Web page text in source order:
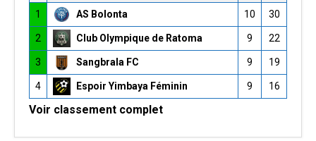
1 AS Bolonta 10 30
2 Club Olympique de Ratoma 9 22
3 Sangbrala FC 9 19
4 Espoir Yimbaya Féminin 9 16
Voir classement complet